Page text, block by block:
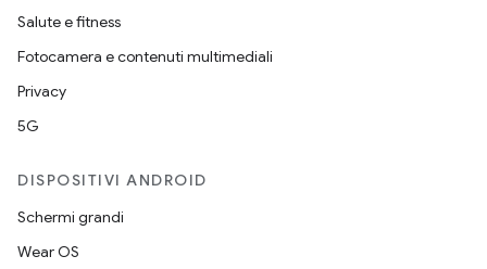
Salute e fitness
Fotocamera e contenuti multimediali
Privacy
5G
DISPOSITIVI ANDROID
Schermi grandi
Wear OS